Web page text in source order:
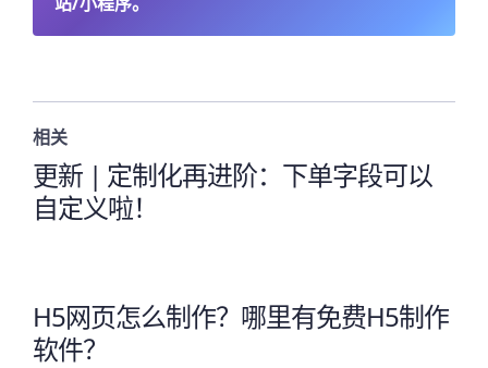
相关
更新 | 定制化再进阶：下单字段可以
自定义啦！
H5网页怎么制作？哪里有免费H5制作
软件？